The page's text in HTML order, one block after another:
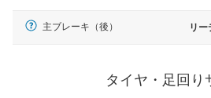
主ブレーキ（後） リ
タイヤ・足回り